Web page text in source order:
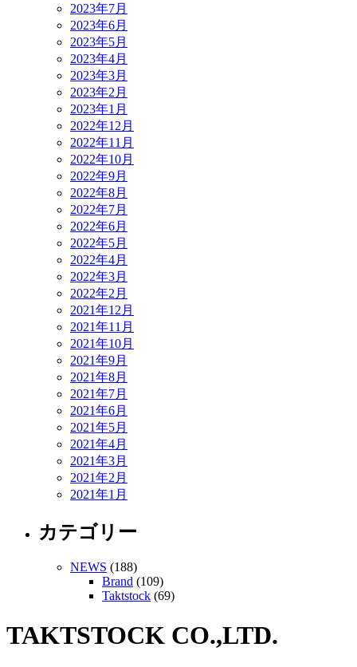
2023年7月
2023年6月
2023年5月
2023年4月
2023年3月
2023年2月
2023年1月
2022年12月
2022年11月
2022年10月
2022年9月
2022年8月
2022年7月
2022年6月
2022年5月
2022年4月
2022年3月
2022年2月
2021年12月
2021年11月
2021年10月
2021年9月
2021年8月
2021年7月
2021年6月
2021年5月
2021年4月
2021年3月
2021年2月
2021年1月
カテゴリー
NEWS (188)
Brand (109)
Taktstock (69)
TAKTSTOCK CO.,LTD.